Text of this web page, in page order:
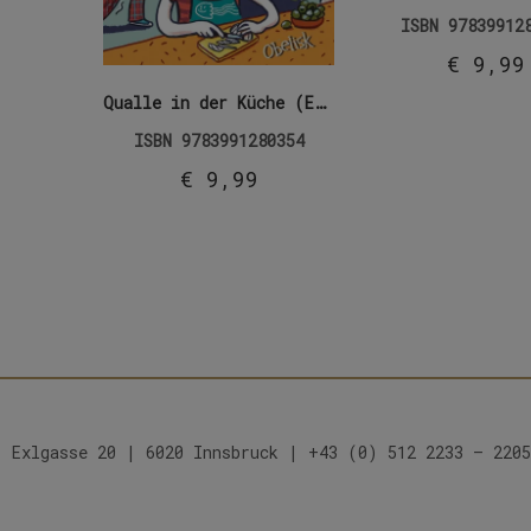
Qualle in der Küche (E-Book)
ISBN 9783991280354
€ 9,99
ISBN
€ 9,99
Exlgasse 20 | 6020 Innsbruck | +43 (0) 512 2233 – 2205